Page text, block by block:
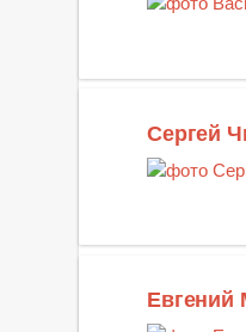
Сергей
Евгений